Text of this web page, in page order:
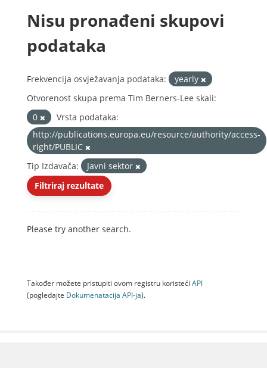
Nisu pronađeni skupovi
podataka
Frekvencija osvježavanja podataka:
yearly
Otvorenost skupa prema Tim Berners-Lee skali:
0
Vrsta podataka:
http://publications.europa.eu/resource/authority/access-
right/PUBLIC
Tip Izdavača:
Javni sektor
Filtriraj rezultate
Please try another search.
Također možete pristupiti ovom registru koristeći API
(pogledajte Dokumenаtаcijа API-jа).